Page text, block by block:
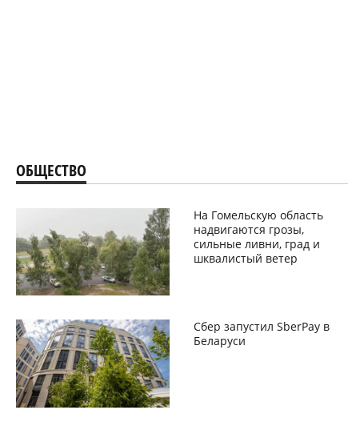
ОБЩЕСТВО
На Гомельскую область
надвигаются грозы,
сильные ливни, град и
шквалистый ветер
Сбер запустил SberPay в
Беларуси